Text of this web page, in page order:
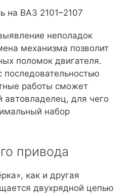
на ВАЗ 2101–2107
неполадок
механизма позволит
поломок двигателя.
работы сможет
автовладелец, для чего
набор
привода
как и другая
двухрядной цепью